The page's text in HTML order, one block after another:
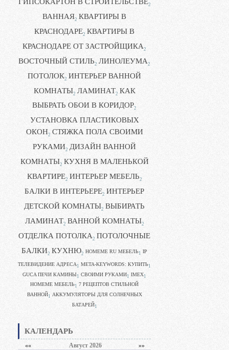
2
ВАННАЯ2 КВАРТИРЫ В
КРАСНОДАРЕ2 КВАРТИРЫ В
КРАСНОДАРЕ ОТ ЗАСТРОЙЩИКА2
ВОСТОЧНЫЙ СТИЛЬ2 ЛИНОЛЕУМА2
ПОТОЛОК2 ИНТЕРЬЕР ВАННОЙ
КОМНАТЫ2 ЛАМИНАТ2 КАК
ВЫБРАТЬ ОБОИ В КОРИДОР2
УСТАНОВКА ПЛАСТИКОВЫХ
ОКОН2 СТЯЖКА ПОЛА СВОИМИ
РУКАМИ2 ДИЗАЙН ВАННОЙ
КОМНАТЫ2 КУХНЯ В МАЛЕНЬКОЙ
КВАРТИРЕ2 ИНТЕРЬЕР МЕБЕЛЬ2
БАЛКИ В ИНТЕРЬЕРЕ2 ИНТЕРЬЕР
ДЕТСКОЙ КОМНАТЫ2 ВЫБИРАТЬ
ЛАМИНАТ2 ВАННОЙ КОМНАТЫ2
ОТДЕЛКА ПОТОЛКА2 ПОТОЛОЧНЫЕ
БАЛКИ2 КУХНЮ2 HOMEME RU МЕБЕЛЬ1 IP
ТЕЛЕВИДЕНИЕ АДРЕСА 1 META-KEYWORDS: КУПИТЬ1
GUCA ПЕЧИ КАМИНЫ1 CВОИМИ РУКАМИ1 IMEX1
HOMEME МЕБЕЛЬ1 7 РЕЦЕПТОВ СТИЛЬНОЙ
ВАННОЙ1 АККУМУЛЯТОРЫ ДЛЯ СОЛНЕЧНЫХ
БАТАРЕЙ1
КАЛЕНДАРЬ
«« Август 2026 »»